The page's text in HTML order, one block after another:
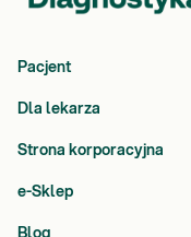
Pacjent
Dla lekarza
Strona korporacyjna
e-Sklep
Blog